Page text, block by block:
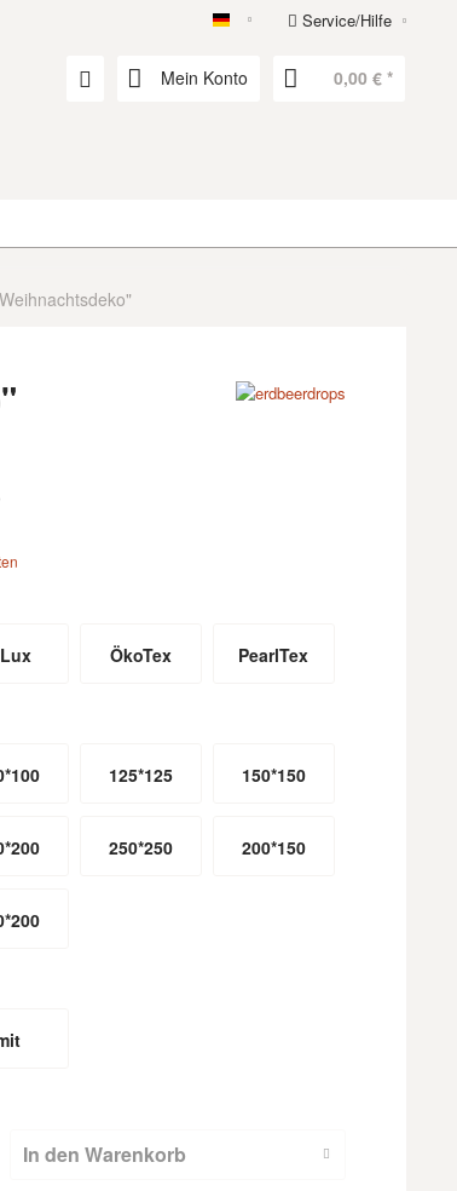
erdbeerdropsService/Hilfe
Mein Konto 0,00 € *
ÖkoTex PearlTex
125*125 150*150
250*250 200*150
In den Warenkorb